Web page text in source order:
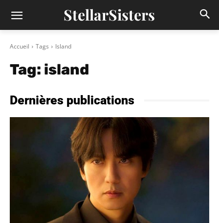
StellarSisters
Accueil Tags Island
Tag: island
Dernières publications